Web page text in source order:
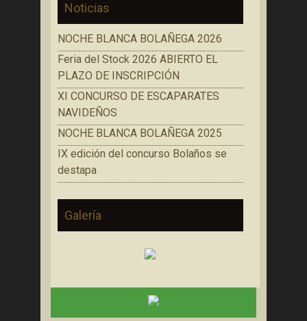
Noticias
NOCHE BLANCA BOLAÑEGA 2026
Feria del Stock 2026 ABIERTO EL
PLAZO DE INSCRIPCIÓN
XI CONCURSO DE ESCAPARATES
NAVIDEÑOS
NOCHE BLANCA BOLAÑEGA 2025
IX edición del concurso Bolaños se
destapa
Galería